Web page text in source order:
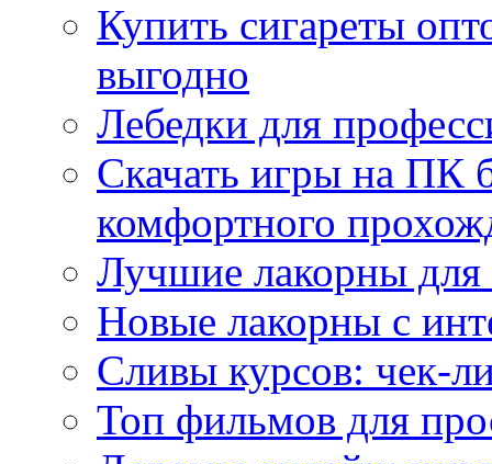
Купить сигареты
выгодно
Лебедки для
Скачать игры на ПК
комфортного
Лучшие лакорны для
Новые лакорны с
Сливы курсов: чек-
Топ фильмов для